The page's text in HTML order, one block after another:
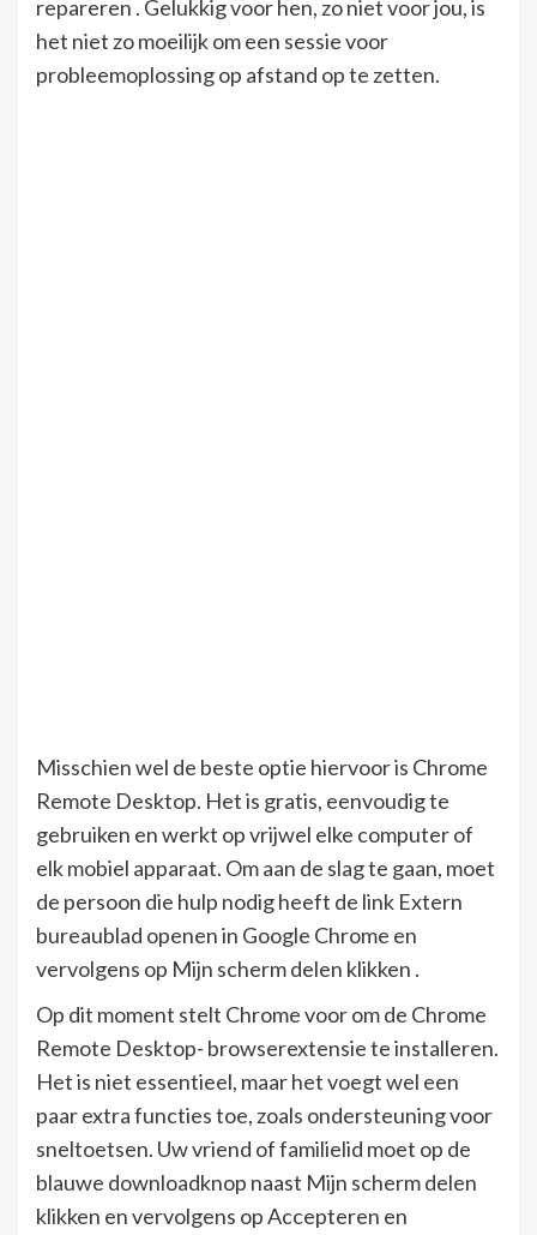
repareren . Gelukkig voor hen, zo niet voor jou, is
het niet zo moeilijk om een ​​sessie voor
probleemoplossing op afstand op te zetten.
Misschien wel de beste optie hiervoor is Chrome
Remote Desktop. Het is gratis, eenvoudig te
gebruiken en werkt op vrijwel elke computer of
elk mobiel apparaat. Om aan de slag te gaan, moet
de persoon die hulp nodig heeft de link Extern
bureaublad openen in Google Chrome en
vervolgens op Mijn scherm delen klikken .
Op dit moment stelt Chrome voor om de Chrome
Remote Desktop- browserextensie te installeren.
Het is niet essentieel, maar het voegt wel een
paar extra functies toe, zoals ondersteuning voor
sneltoetsen. Uw vriend of familielid moet op de
blauwe downloadknop naast Mijn scherm delen
klikken en vervolgens op Accepteren en